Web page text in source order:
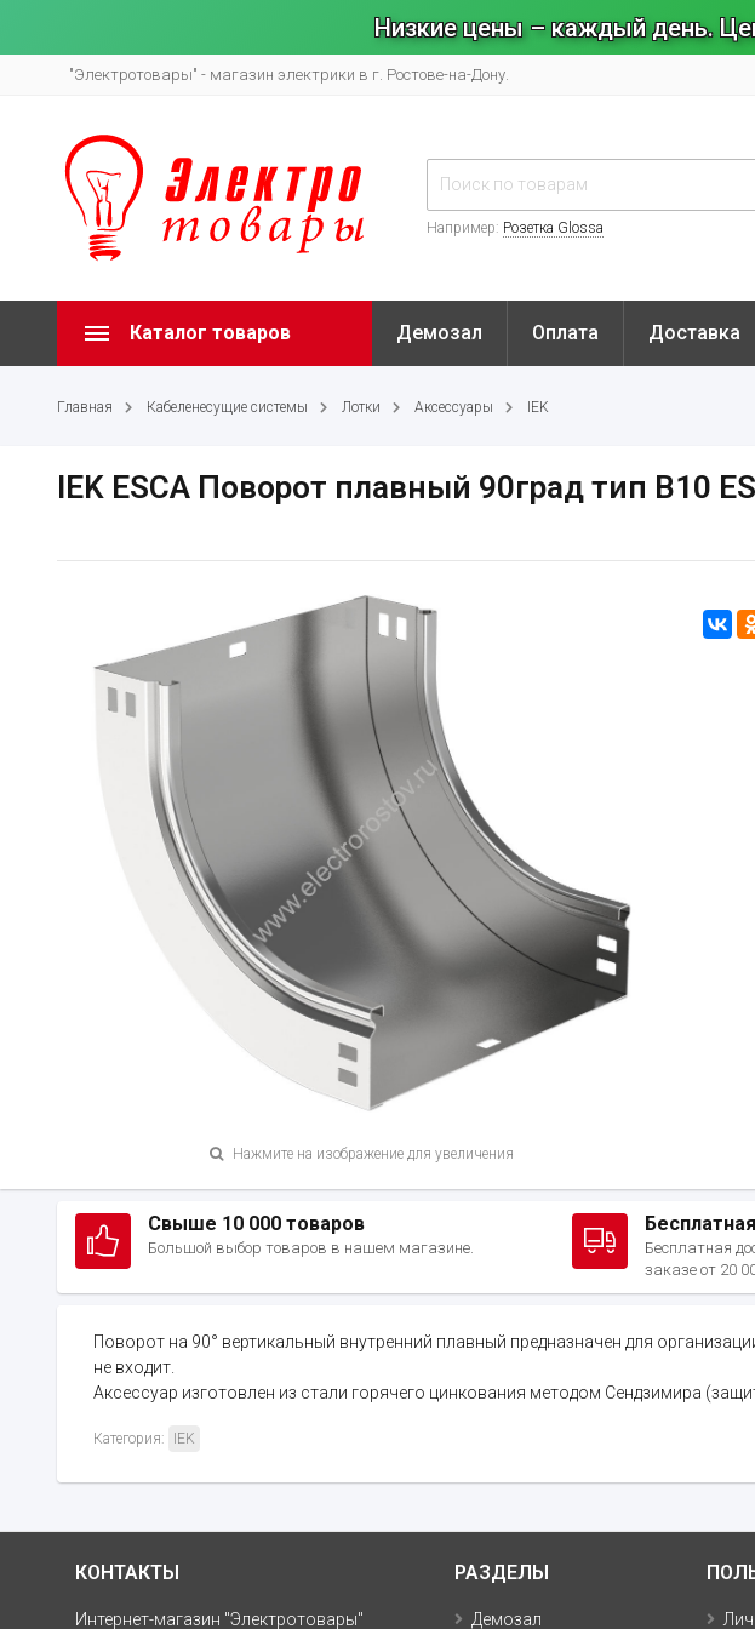
Низкие цены – каждый день.
"Электротовары" - магазин электрики в г. Ростове-на-Дону.
Например: Розетка Glossa
Каталог товаров Демозал Оплата Доставка
Главная Кабеленесущие системы Лотки Аксессуары IEK
IEK ESCA Поворот плавный 90град тип В10
Нажмите на изображение для увеличения
Свыше 10 000 товаров
Большой выбор товаров в нашем магазине.
Бесплатная
заказе от 20
Поворот на 90° вертикальный внутренний плавный предназначен для
не входит.
Аксессуар изготовлен из стали горячего цинкования методом Сендзимира
Категория: IEK
КОНТАКТЫ
Интернет-магазин "Электротовары"
РАЗДЕЛЫ
Демозал